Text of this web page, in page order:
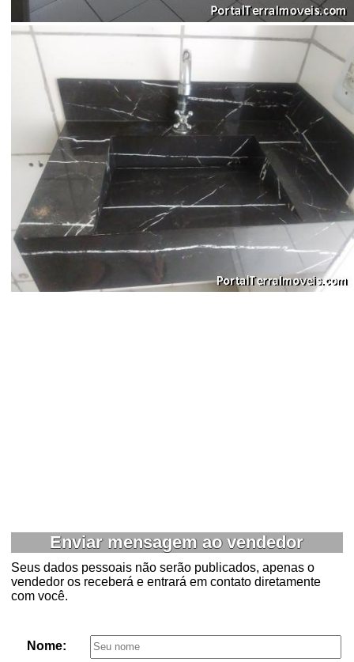
Enviar mensagem ao vendedor
Seus dados pessoais não serão publicados, apenas o
vendedor os receberá e entrará em contato diretamente
com você.
Nome: